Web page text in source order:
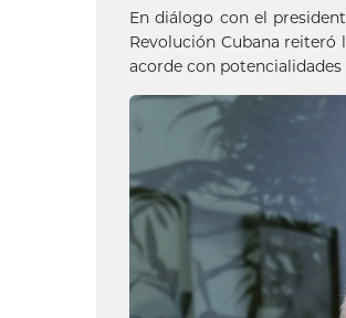
En diálogo con el
Revolución Cubana
acorde con